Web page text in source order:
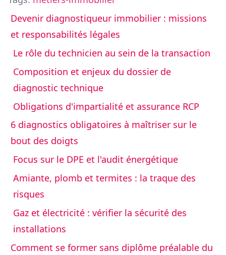
Devenir diagnostiqueur immobilier : missions
et responsabilités légales
Le rôle du technicien au sein de la transaction
Composition et enjeux du dossier de
diagnostic technique
Obligations d'impartialité et assurance RCP
6 diagnostics obligatoires à maîtriser sur le
bout des doigts
Focus sur le DPE et l'audit énergétique
Amiante, plomb et termites : la traque des
risques
Gaz et électricité : vérifier la sécurité des
installations
Comment se former sans diplôme préalable du